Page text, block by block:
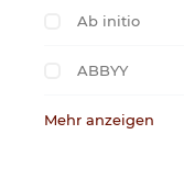
Ab initio
ABBYY
Mehr anzeigen